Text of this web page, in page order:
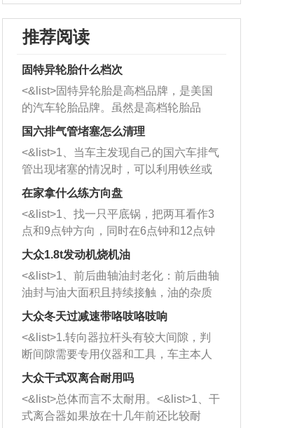
推荐阅读
固特异轮胎什么档次
<&list>固特异轮胎是高档品牌，是美国
的汽车轮胎品牌。虽然是高档轮胎品
牌，但是中高低端的轮胎都有生产，这
也是为了更好的开拓市场。
国六排气管堵塞怎么清理
<&list>1、当车主发现自己的国六车排气
管出现堵塞的情况时，可以利用铁丝或
者是细棍，直接将杂物给取出来，如果
堵塞情况比较严重，也可以采取应急措
施。 <&list>2、直接利用木棍将所有的
杂物推到排气管里面的位置处，然后将
三元催化器拆解开，就可以将堵塞的东
西取出来。但如果是因为积碳过多引起
的堵塞，就需要将三元催化器泡在草酸
洗剂对堵塞的情况得到解决，将清洗剂
放在燃油箱中，与燃油混合后，车辆启
动时，就可以和汽油一起进入到燃烧
室，最后形成废气排出，就可以让三元
催化器得到清洗，排气管堵塞的情况就
能够得到解决。
在家拿什么练方向盘
<&list>1、找一只平底锅，把两耳看作3
点和9点钟方向，同时在6点钟和12点钟
方向做一个标记。 <&list>2、双手握住
一圈半的练习，往右同样也要打相同的
圈数。 <&list>3、最后强调要反复练
习，这样就可以形成肌肉记忆，在真实
驾驶车辆时，不需要记忆也能打好方
向。
大众1.8t发动机烧机油
<&list>1、前后曲轴油封老化：前后曲轴
油封与油大面积且持续接触，油的杂质
和发动机内持续温度变化使其密封效果
逐渐减弱，导致渗油或漏油。<&list>2、
活塞间隙过大：积碳会使活塞环与缸体
的间隙扩大，导致机油流入燃烧室中，
造成烧机油。<&list>3、机油粘度。使用
机油粘度过小的话，同样会有烧机油现
象，机油粘度过小具有很好的流动性，
大众冬天过减速带咯吱咯吱响
<&list>1.转向器拉杆头有较大间隙，判
断间隙需要专用仪器和工具，车主本人
无法制作，需要将车辆送到修理厂或4s
店；<&list>2.车辆半轴套管防尘罩破
裂，破裂后会出现漏油现象，使半轴磨
损严重，磨损的半轴容易损坏，产生异
大众干式双离合耐用吗
<&list>总体而言不太耐用。<&list>1、干
式离合器如果放在十几年前还比较耐